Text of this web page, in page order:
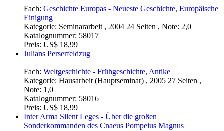
Preis: US$ 18,99
Ursachen und Motive des 1. Indochinakrieges
Fach:Geschichte Europas - Neueste Geschichte, Europäische
Einigung
Kategorie:Seminararbeit , 2004 24 Seiten , Note: 2,0
Preis: US$ 18,99
Julians Perserfeldzug
Fach:Weltgeschichte - Frühgeschichte, Antike
Kategorie: Hausarbeit (Hauptseminar) , 2005 27 Seiten ,
Note: 1,0
Katalognummer:58016